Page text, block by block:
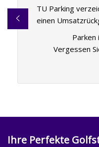
TU Parking
einen
Parken
Vergessen
Ihre Perfekte